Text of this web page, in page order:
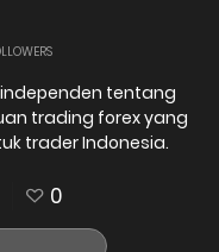
tentang
trading forex yang
trader Indonesia.
0